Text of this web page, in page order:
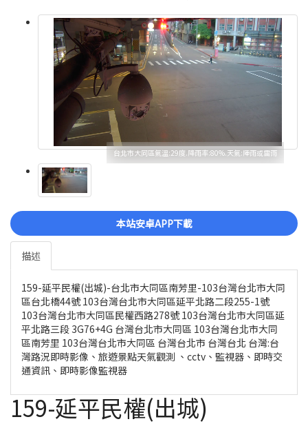
台北市大同區氣溫:29度.降雨率:80%.天氣:陣雨或雷雨
本站安卓APP下載
描述
159-延平民權(出城)-台北市大同區南芳里-103台灣台北市大同
區台北橋44號 103台灣台北市大同區延平北路二段255-1號
103台灣台北市大同區民權西路278號 103台灣台北市大同區延
平北路三段 3G76+4G 台灣台北市大同區 103台灣台北市大同
區南芳里 103台灣台北市大同區 台灣台北市 台灣台北 台灣:台
灣路況即時影像、旅遊景點天氣觀測 、cctv、監視器、即時交
通資訊、即時影像監視器
159-延平民權(出城)